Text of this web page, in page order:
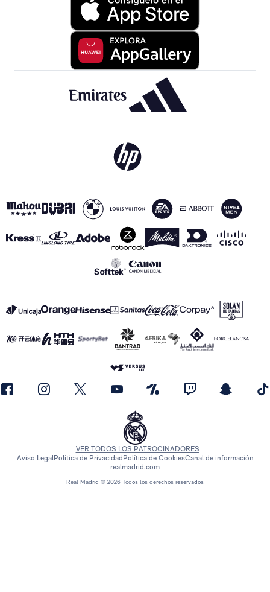
Real Madrid © 2026 Todos los derechos reservados
VER TODOS LOS PATROCINADORES
Aviso LegalPolítica de Privacidad Política de CookiesCanal de información
realmadrid.com